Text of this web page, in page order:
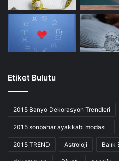
Etiket Bulutu
2015 Banyo Dekorasyon Trendleri
2015 sonbahar ayakkabı modası
2015 TREND Astroloji Balık